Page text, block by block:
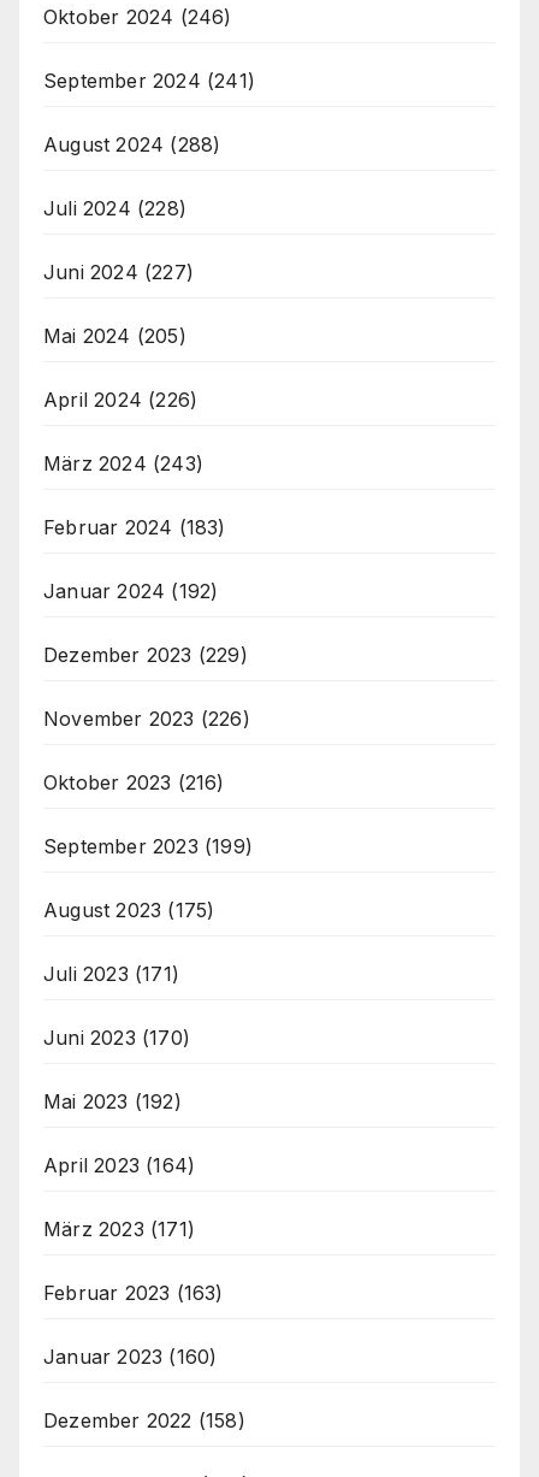
Oktober 2024 (246)
September 2024 (241)
August 2024 (288)
Juli 2024 (228)
Juni 2024 (227)
Mai 2024 (205)
April 2024 (226)
März 2024 (243)
Februar 2024 (183)
Januar 2024 (192)
Dezember 2023 (229)
November 2023 (226)
Oktober 2023 (216)
September 2023 (199)
August 2023 (175)
Juli 2023 (171)
Juni 2023 (170)
Mai 2023 (192)
April 2023 (164)
März 2023 (171)
Februar 2023 (163)
Januar 2023 (160)
Dezember 2022 (158)